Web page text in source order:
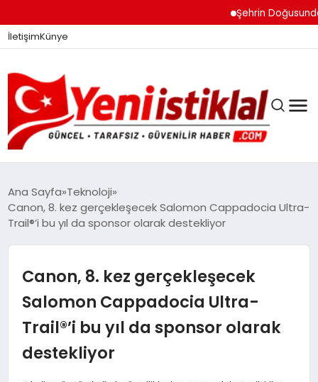
Şehrin Doğusundan
İletişimKünye
GÜNDEM
DÜNYA
EĞITIM
Ana Sayfa Teknoloji
Canon, 8. kez gerçekleşecek Salomon Cappadocia Ultra-
Trail®’i bu yıl da sponsor olarak destekliyor
Canon, 8. kez gerçekleşecek
Salomon Cappadocia Ultra-
Trail®’i bu yıl da sponsor olarak
destekliyor